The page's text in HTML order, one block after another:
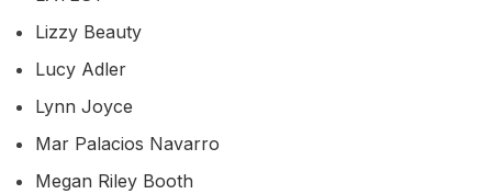
Lizzy Beauty
Lucy Adler
Lynn Joyce
Mar Palacios Navarro
Megan Riley Booth